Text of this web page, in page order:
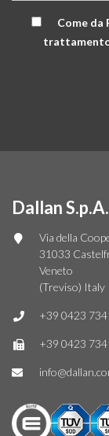
Come da
Dallan S.p.A.
Via della
31033
Veneto
(Treviso) Italy
+39 0423
+39 0423